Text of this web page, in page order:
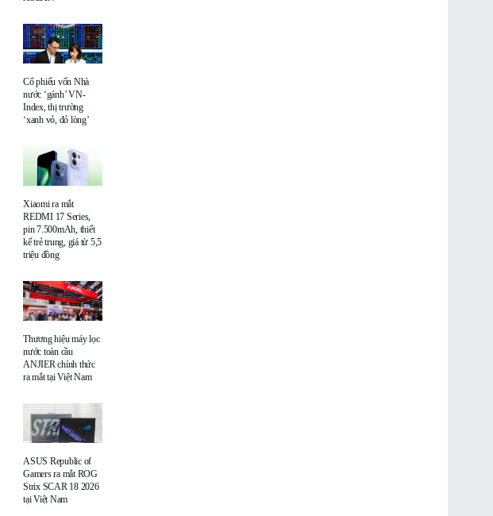
Cổ phiếu vốn Nhà
nước ‘gánh’ VN-
Index, thị trường
‘xanh vỏ, đỏ lòng’
Xiaomi ra mắt
REDMI 17 Series,
pin 7.500mAh, thiết
kế trẻ trung, giá từ 5,5
triệu đồng
Thương hiệu máy lọc
nước toàn cầu
ANJIER chính thức
ra mắt tại Việt Nam
ASUS Republic of
Gamers ra mắt ROG
Strix SCAR 18 2026
tại Việt Nam